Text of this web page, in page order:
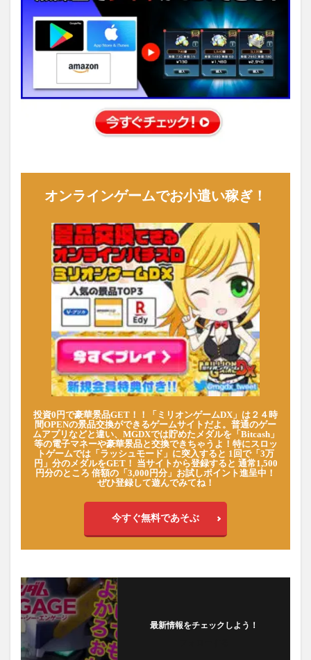
オンラインゲームでお小遣い稼ぎ！
投資0円で豪華景品GET！！「ミリオンゲームDX」は２４時
間OPENの景品交換ができるゲームサイトだよ。普通のゲー
ムアプリなどと違い、MGDXでは貯めたメダルを「Bitcash」
等の電子マネーや豪華景品と交換できちゃうよ！特にスロッ
トゲームでは「ラッシュモード」に突入すると 1回で「3万
円」分のメダルをGET！ 当サイトから登録すると 通常1,500
円分のところ 倍額の「3,000円分」お試しポイント進呈中！
ぜひ登録して遊んでみてね！
今すぐ無料であそぶ
最新情報をチェックしよう！